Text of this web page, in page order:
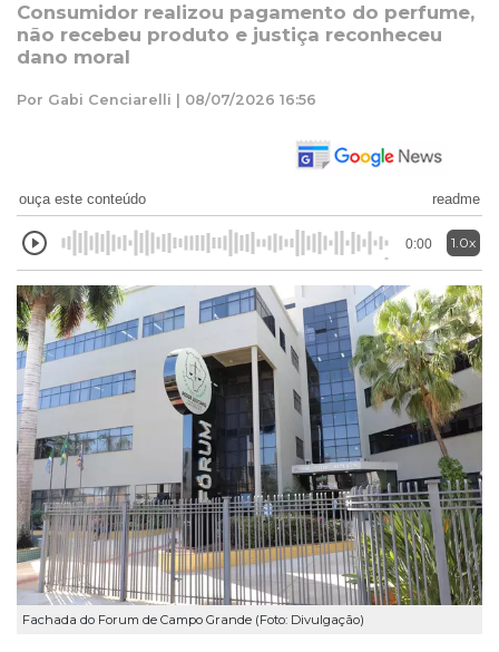
Consumidor realizou pagamento do perfume,
não recebeu produto e justiça reconheceu
dano moral
Por Gabi Cenciarelli | 08/07/2026 16:56
ouça este conteúdo readme
0:00 1.0x
Fachada do Forum de Campo Grande (Foto: Divulgação)